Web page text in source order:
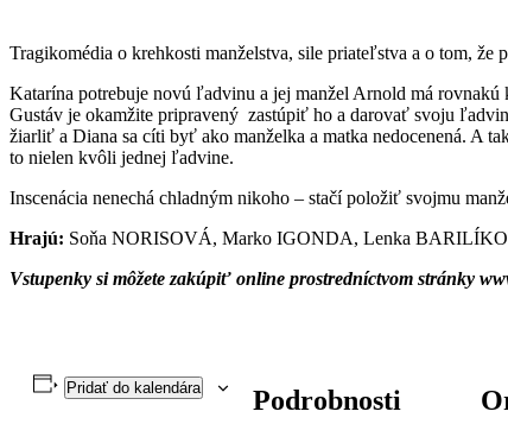
Tragikomédia o krehkosti manželstva, sile priateľstva a o tom, že
Katarína potrebuje novú ľadvinu a jej manžel Arnold má
Gustáv je okamžite pripravený zastúpiť ho a darovať svoju
žiarliť a Diana sa cíti byť ako manželka a matka nedocenená. A
to nielen kvôli jednej ľadvine.
Inscenácia nenechá chladným nikoho – stačí položiť svojmu
Hrajú: Soňa NORISOVÁ, Marko IGONDA, Lenka
Vstupenky si môžete zakúpiť online prostredníctvom stránky
Pridať do kalendára Podrobnosti